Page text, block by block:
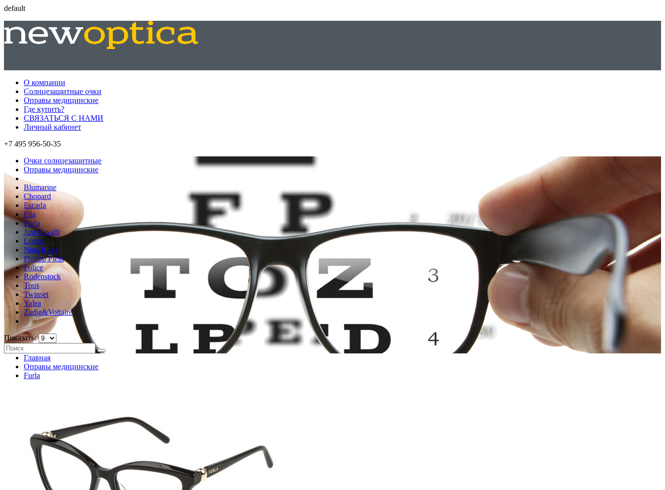
default
О компании
Солнцезащитные очки
Оправы медицинские
Где купить?
СВЯЗАТЬСЯ С НАМИ
Личный кабинет
+7 495 956-50-35
Очки солнцезащитные
Оправы медицинские
Blumarine
Chopard
Escada
Fila
Furla
Just Cavalli
Lozza
Nina Ricci
Philipp Plein
Police
Rodenstock
Tous
Twinset
Yalea
Zadig&Voltaire
Показать:
Главная
Оправы медицинские
Furla